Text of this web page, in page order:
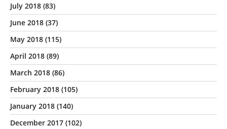
July 2018 (83)
June 2018 (37)
May 2018 (115)
April 2018 (89)
March 2018 (86)
February 2018 (105)
January 2018 (140)
December 2017 (102)